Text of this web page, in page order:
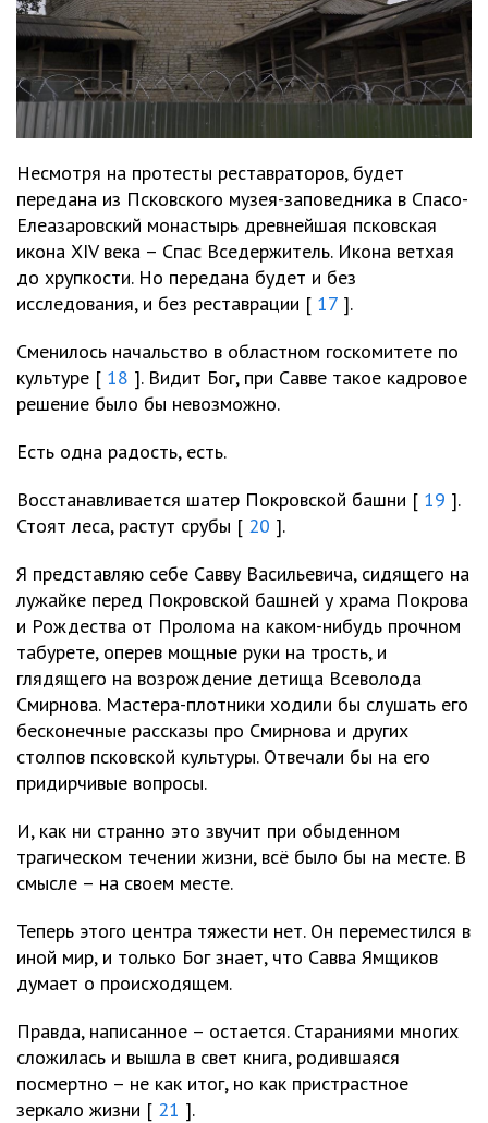
Несмотря на протесты реставраторов, будет
передана из Псковского музея-заповедника в Спасо-
Елеазаровский монастырь древнейшая псковская
икона XIV века – Спас Вседержитель. Икона ветхая
до хрупкости. Но передана будет и без
исследования, и без реставрации [ 17 ].
Сменилось начальство в областном госкомитете по
культуре [ 18 ]. Видит Бог, при Савве такое кадровое
решение было бы невозможно.
Есть одна радость, есть.
Восстанавливается шатер Покровской башни [ 19 ].
Стоят леса, растут срубы [ 20 ].
Я представляю себе Савву Васильевича, сидящего на
лужайке перед Покровской башней у храма Покрова
и Рождества от Пролома на каком-нибудь прочном
табурете, оперев мощные руки на трость, и
глядящего на возрождение детища Всеволода
Смирнова. Мастера-плотники ходили бы слушать его
бесконечные рассказы про Смирнова и других
столпов псковской культуры. Отвечали бы на его
придирчивые вопросы.
И, как ни странно это звучит при обыденном
трагическом течении жизни, всё было бы на месте. В
смысле – на своем месте.
Теперь этого центра тяжести нет. Он переместился в
иной мир, и только Бог знает, что Савва Ямщиков
думает о происходящем.
Правда, написанное – остается. Стараниями многих
сложилась и вышла в свет книга, родившаяся
посмертно – не как итог, но как пристрастное
зеркало жизни [ 21 ].